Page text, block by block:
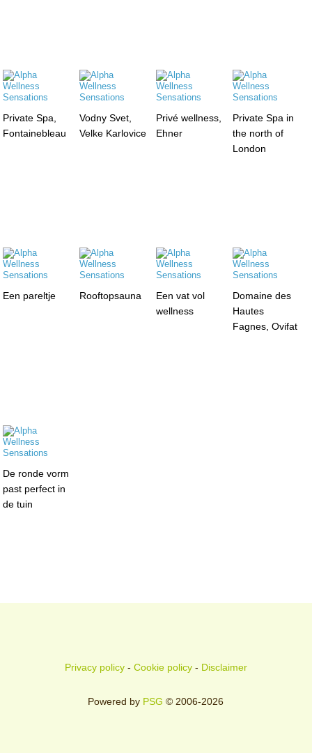
Private Spa,
Fontainebleau
Vodny Svet,
Velke Karlovice
Privé wellness,
Ehner
Private Spa in
the north of
London
Een pareltje Rooftopsauna
Een vat vol
wellness
Domaine des
Hautes
Fagnes, Ovifat
De ronde vorm
past perfect in
de tuin
Privacy policy- Cookie policy- Disclaimer
Powered by PSG © 2006-2026